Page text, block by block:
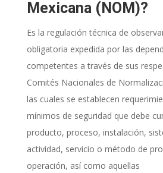
Mexicana (NOM)?
Es la regulación técnica de
obligatoria expedida por las
competentes a través de sus
Comités Nacionales de
las cuales se establecen
mínimos de seguridad que debe
producto, proceso, instalación,
actividad, servicio o método de
operación, así como aquellas